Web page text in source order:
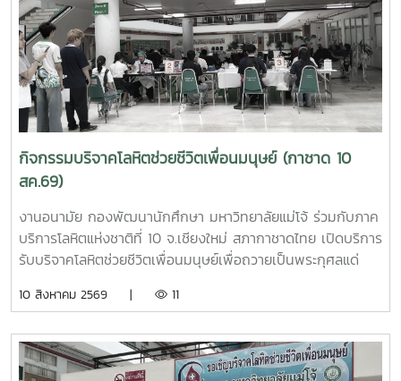
กิจกรรมบริจาคโลหิตช่วยชีวิตเพื่่อนมนุษย์ (กาชาด 10
สค.69)
งานอนามัย กองพัฒนานักศึกษา มหาวิทยาลัยแม่โจ้ ร่วมกับภาค
บริการโลหิตแห่งชาติที่ 10 จ.เชียงใหม่ สภากาชาดไทย เปิดบริการ
รับบริจาคโลหิตช่วยชีวิตเพื่อนมนุษย์เพื่อถวายเป็นพระกุศลแด่
วดี กรมหลวงราชสาริณีสิริพัชร มหาวัชรราชธิดา ในวันที่ 10
สุข เวลา 09.00-15.00 น. ขอขอบคุณนักศึกษาและบุคลากรที่
สนใจและเข้าร่วมบริจาคในครั้งนี้นักศึกษาที่เข้าร่วมบริจาคสำเร็จ
10 สิงหาคม 2569 | 11